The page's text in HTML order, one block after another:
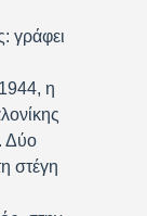
γράφει
η
Δύο
στέγη